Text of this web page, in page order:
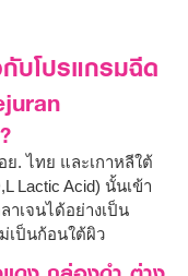
บโปรแกรมฉีด
ย. ไทย และเกาหลีใต้
Lactic Acid) นั้นเข้า
าเจนได้อย่างเป็น
เป็นก้อนใต้ผิว